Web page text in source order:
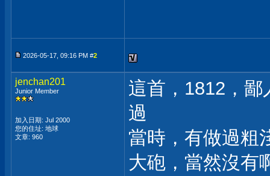
2026-05-17, 09:16 PM #2
jenchan201
Junior Member
加入日期: Jul 2000
您的住址: 地球
文章: 960
這首，1812，
過
當時，有做過粗
大砲，當然沒有